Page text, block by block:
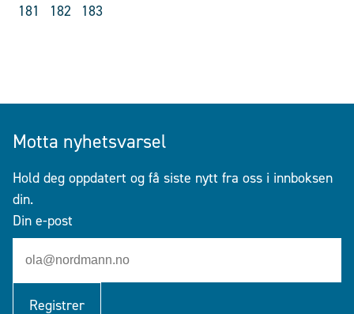
181
182 183
Motta nyhetsvarsel
Hold deg oppdatert og få siste nytt fra oss i innboksen
din.
Din e-post
Registrer